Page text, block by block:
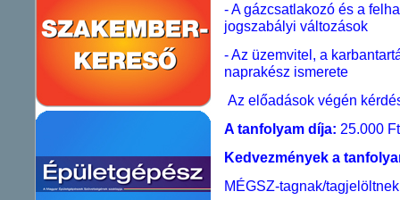
- A gázcsatlakozó és a
jogszabályi változások
- Az üzemvitel, a
naprakész ismerete
Az előadások végén
A tanfolyam díja: 25.000
Kedvezmények a
MÉGSZ-tagnak/